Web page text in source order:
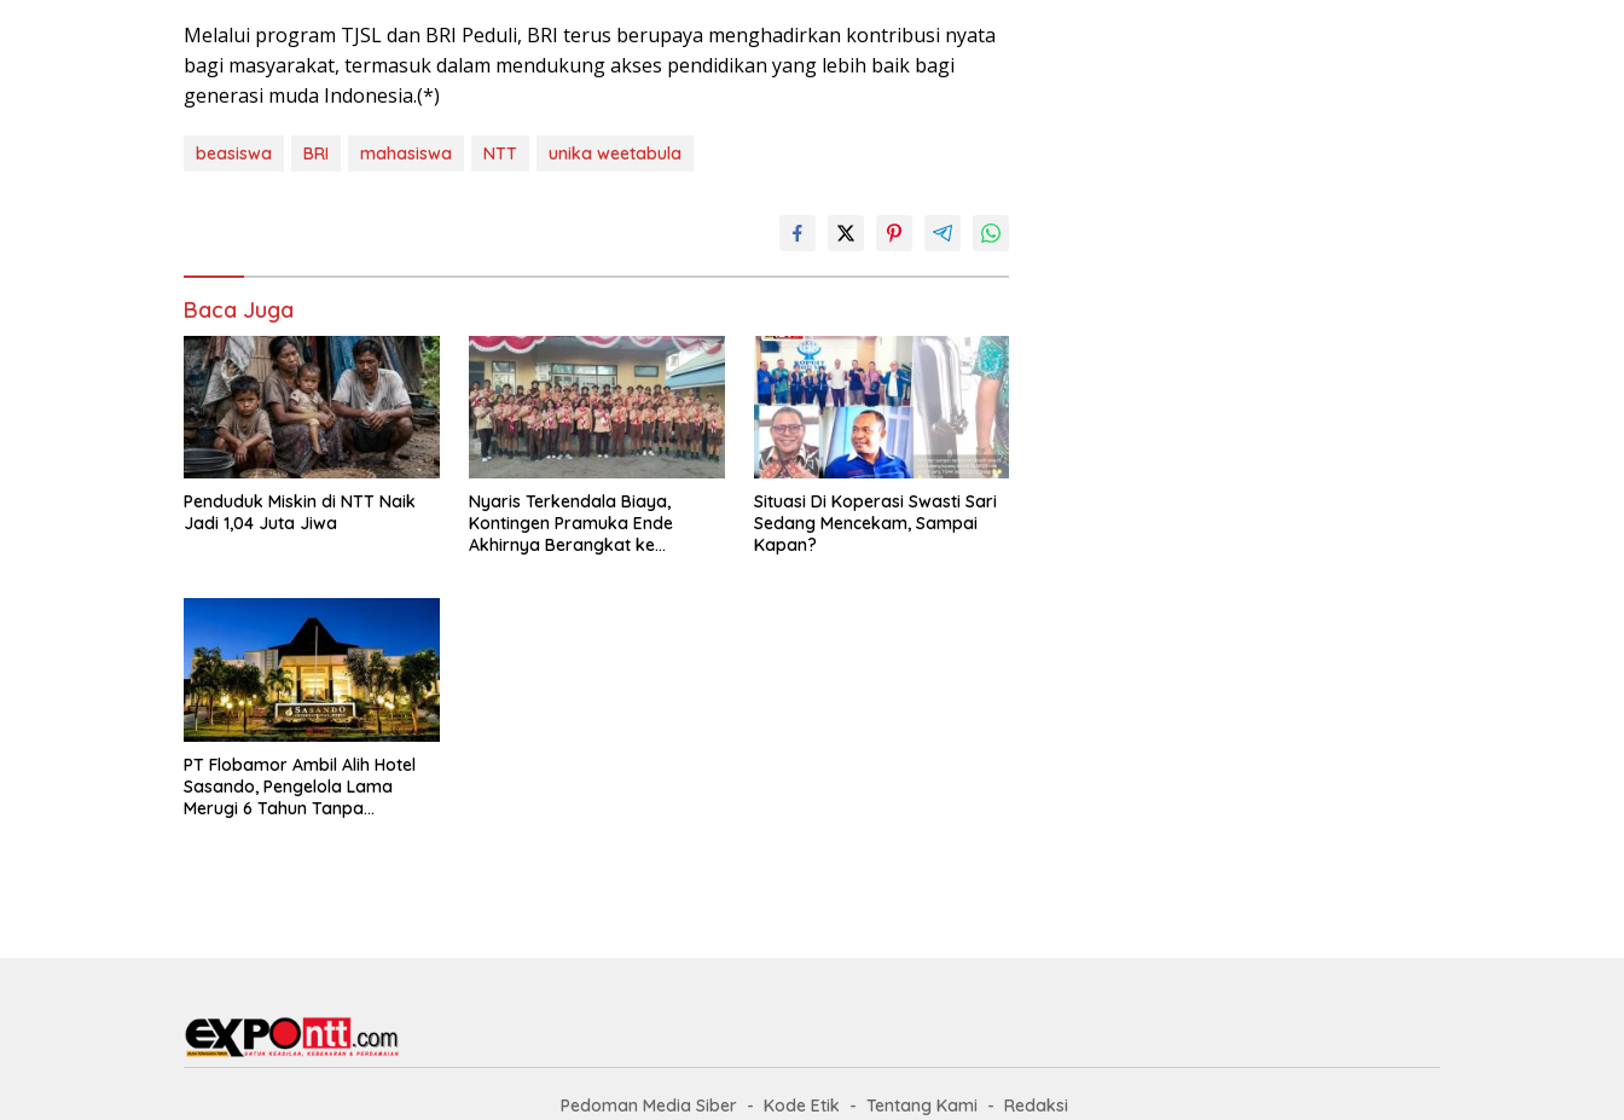
Melalui program TJSL dan BRI Peduli, BRI terus berupaya menghadirkan kontribusi nyata
bagi masyarakat, termasuk dalam mendukung akses pendidikan yang lebih baik bagi
generasi muda Indonesia.(*)
beasiswa BRI mahasiswa NTT unika weetabula
Baca Juga
Penduduk Miskin di NTT Naik
Jadi 1,04 Juta Jiwa
Nyaris Terkendala Biaya,
Kontingen Pramuka Ende
Akhirnya Berangkat ke
Situasi Di Koperasi Swasti Sari
Sedang Mencekam, Sampai
Kapan?
PT Flobamor Ambil Alih Hotel
Sasando, Pengelola Lama
Merugi 6 Tahun Tanpa
Pedoman Media Siber Kode Etik Tentang Kami Redaksi